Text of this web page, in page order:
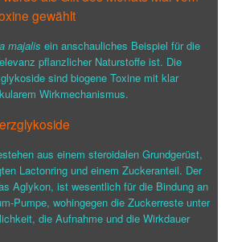
gewählt
majalis ein anschauliches Beispiel für die
pflanzlicher Naturstoffe ist. Die
sind biogene Toxine mit klar
Wirkmechanismus.
aus einem steroidalen Grundgerüst,
Lactonring und einem Zuckeranteil. Der
Aglykon, ist wesentlich für die Bindung an
Pumpe, wohingegen die Zuckerreste unter
die Aufnahme und die Wirkdauer